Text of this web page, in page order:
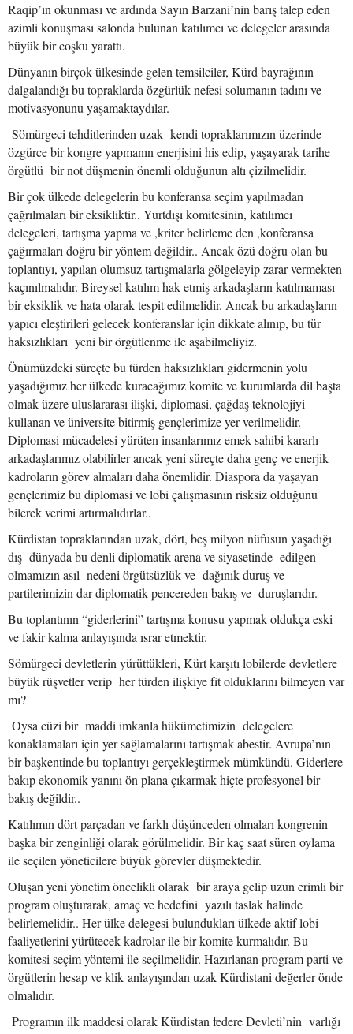
Raqip’ın okunması ve ardında Sayın Barzani’nin barış talep eden
azimli konuşması salonda bulunan katılımcı ve delegeler arasında
büyük bir coşku yarattı.
Dünyanın birçok ülkesinde gelen temsilciler, Kürd bayrağının
dalgalandığı bu topraklarda özgürlük nefesi solumanın tadını ve
motivasyonunu yaşamaktaydılar.
Sömürgeci tehditlerinden uzak kendi topraklarımızın üzerinde
özgürce bir kongre yapmanın enerjisini his edip, yaşayarak tarihe
örgütlü bir not düşmenin önemli olduğunun altı çizilmelidir.
Bir çok ülkede delegelerin bu konferansa seçim yapılmadan
çağrılmaları bir eksikliktir.. Yurtdışı komitesinin, katılımcı
delegeleri, tartışma yapma ve ,kriter belirleme den ,konferansa
çağırmaları doğru bir yöntem değildir.. Ancak özü doğru olan bu
toplantıyı, yapılan olumsuz tartışmalarla gölgeleyip zarar vermekten
kaçınılmalıdır. Bireysel katılım hak etmiş arkadaşların katılmaması
bir eksiklik ve hata olarak tespit edilmelidir. Ancak bu arkadaşların
yapıcı eleştirileri gelecek konferanslar için dikkate alınıp, bu tür
haksızlıkları yeni bir örgütlenme ile aşabilmeliyiz.
Önümüzdeki süreçte bu türden haksızlıkları gidermenin yolu
yaşadığımız her ülkede kuracağımız komite ve kurumlarda dil başta
olmak üzere uluslararası ilişki, diplomasi, çağdaş teknolojiyi
kullanan ve üniversite bitirmiş gençlerimize yer verilmelidir.
Diplomasi mücadelesi yürüten insanlarımız emek sahibi kararlı
arkadaşlarımız olabilirler ancak yeni süreçte daha genç ve enerjik
kadroların görev almaları daha önemlidir. Diaspora da yaşayan
gençlerimiz bu diplomasi ve lobi çalışmasının risksiz olduğunu
bilerek verimi artırmalıdırlar..
Kürdistan topraklarından uzak, dört, beş milyon nüfusun yaşadığı
dış dünyada bu denli diplomatik arena ve siyasetinde edilgen
olmamızın asıl nedeni örgütsüzlük ve dağınık duruş ve
partilerimizin dar diplomatik pencereden bakış ve duruşlarıdır.
Bu toplantının “giderlerini” tartışma konusu yapmak oldukça eski
ve fakir kalma anlayışında ısrar etmektir.
Sömürgeci devletlerin yürüttükleri, Kürt karşıtı lobilerde devletlere
büyük rüşvetler verip her türden ilişkiye fit olduklarını bilmeyen var
mı?
Oysa cüzi bir maddi imkanla hükümetimizin delegelere
konaklamaları için yer sağlamalarını tartışmak abestir. Avrupa’nın
bir başkentinde bu toplantıyı gerçekleştirmek mümkündü. Giderlere
bakıp ekonomik yanını ön plana çıkarmak hiçte profesyonel bir
bakış değildir..
Katılımın dört parçadan ve farklı düşünceden olmaları kongrenin
başka bir zenginliği olarak görülmelidir. Bir kaç saat süren oylama
ile seçilen yöneticilere büyük görevler düşmektedir.
Oluşan yeni yönetim öncelikli olarak bir araya gelip uzun erimli bir
program oluşturarak, amaç ve hedefini yazılı taslak halinde
belirlemelidir.. Her ülke delegesi bulundukları ülkede aktif lobi
faaliyetlerini yürütecek kadrolar ile bir komite kurmalıdır. Bu
komitesi seçim yöntemi ile seçilmelidir. Hazırlanan program parti ve
örgütlerin hesap ve klik anlayışından uzak Kürdistani değerler önde
olmalıdır.
Programın ilk maddesi olarak Kürdistan federe Devleti’nin varlığı